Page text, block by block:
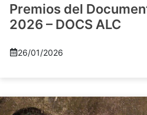
Premios del
2026 – DOCS ALC
26/01/2026